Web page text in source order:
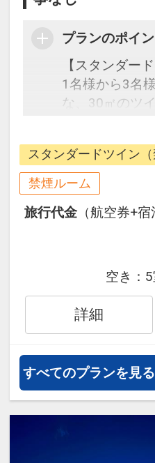
プランのポイ
【スタンダー
1名様から3名
な、30㎡のツ
を基調とした
気が特徴の客
寛ぎ頂ける広
ンズ社製ベッ
然を眺め、心
らお過ごしい
スタンダードツイン（
禁煙ルーム
旅行代金 （航空券+
空き：
詳細
すべてのプランを見る